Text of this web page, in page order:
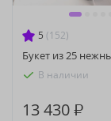
5 (152)
Букет из 25
В наличии
13 430 ₽